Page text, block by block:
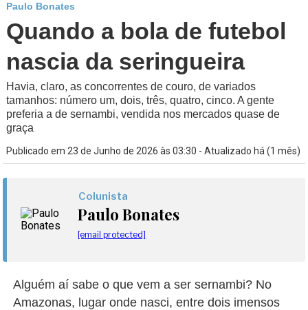
Paulo Bonates
Quando a bola de futebol
nascia da seringueira
Havia, claro, as concorrentes de couro, de variados
tamanhos: número um, dois, três, quatro, cinco. A gente
preferia a de sernambi, vendida nos mercados quase de
graça
Publicado em 23 de Junho de 2026 às 03:30 - Atualizado há (1 mês)
Colunista
Paulo Bonates
[email protected]
Alguém aí sabe o que vem a ser sernambi? No
Amazonas, lugar onde nasci, entre dois imensos